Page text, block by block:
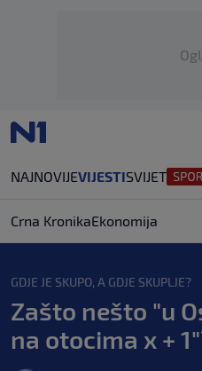
NAJNOVIJEVIJESTISVIJET
Crna KronikaEkonomija
GDJE JE SKUPO, A GDJE SKUPLJE?
Zašto nešto "u
na otocima x +